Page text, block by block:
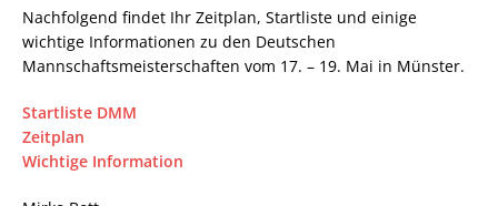
Nachfolgend findet Ihr Zeitplan, Startliste und einige
wichtige Informationen zu den Deutschen
Mannschaftsmeisterschaften vom 17. – 19. Mai in Münster.
Startliste DMM
Zeitplan
Wichtige Information